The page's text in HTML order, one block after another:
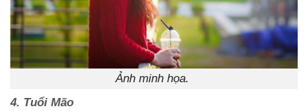
Ảnh minh họa.
4. Tuổi Mão